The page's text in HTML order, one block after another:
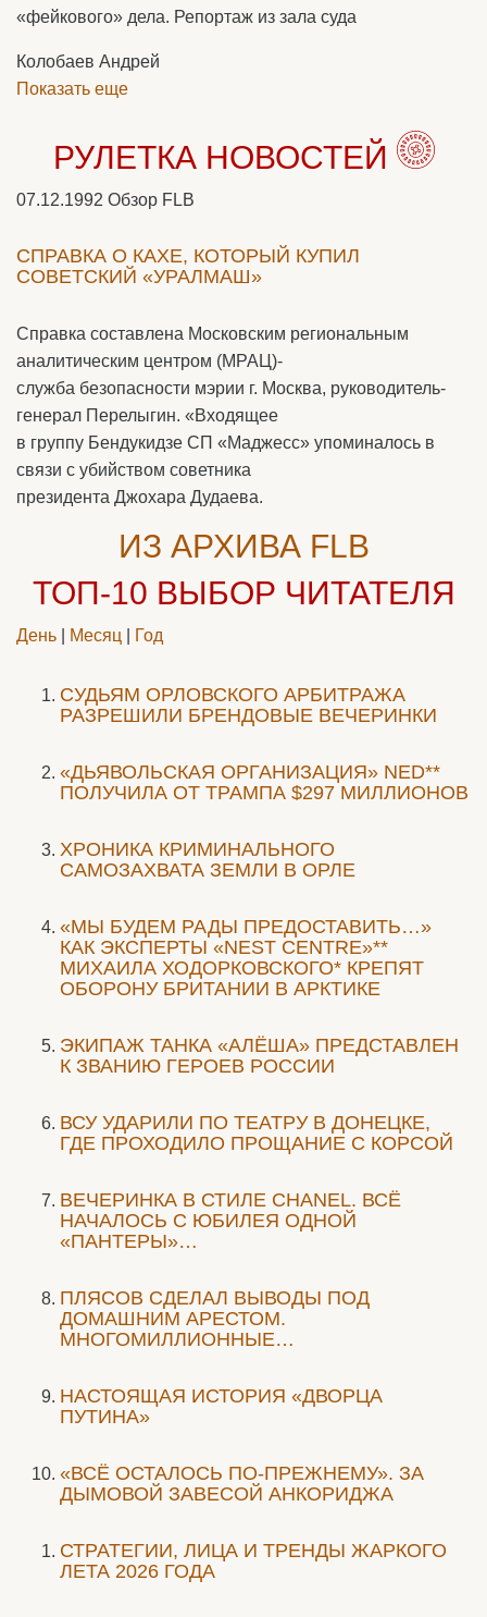
«фейкового» дела. Репортаж из зала суда
Колобаев Андрей
Показать еще
РУЛЕТКА НОВОСТЕЙ
07.12.1992 Обзор FLB
СПРАВКА О КАХЕ, КОТОРЫЙ КУПИЛ
СОВЕТСКИЙ «УРАЛМАШ»
Справка составлена Московским региональным
аналитическим центром (МРАЦ)-
служба безопасности мэрии г. Москва, руководитель-
генерал Перелыгин. «Входящее
в группу Бендукидзе СП «Маджесс» упоминалось в
связи с убийством советника
президента Джохара Дудаева.
ИЗ АРХИВА FLB
ТОП-10 ВЫБОР ЧИТАТЕЛЯ
День Месяц Год
CУДЬЯМ ОРЛОВСКОГО АРБИТРАЖА
РАЗРЕШИЛИ БРЕНДОВЫЕ ВЕЧЕРИНКИ
«ДЬЯВОЛЬСКАЯ ОРГАНИЗАЦИЯ» NED**
ПОЛУЧИЛА ОТ ТРАМПА $297 МИЛЛИОНОВ
ХРОНИКА КРИМИНАЛЬНОГО
САМОЗАХВАТА ЗЕМЛИ В ОРЛЕ
«МЫ БУДЕМ РАДЫ ПРЕДОСТАВИТЬ…»
КАК ЭКСПЕРТЫ «NEST CENTRE»**
МИХАИЛА ХОДОРКОВСКОГО* КРЕПЯТ
ОБОРОНУ БРИТАНИИ В АРКТИКЕ
ЭКИПАЖ ТАНКА «АЛЁША» ПРЕДСТАВЛЕН
К ЗВАНИЮ ГЕРОЕВ РОССИИ
ВСУ УДАРИЛИ ПО ТЕАТРУ В ДОНЕЦКЕ,
ГДЕ ПРОХОДИЛО ПРОЩАНИЕ С КОРСОЙ
ВЕЧЕРИНКА В СТИЛЕ СHANEL. ВСЁ
НАЧАЛОСЬ С ЮБИЛЕЯ ОДНОЙ
«ПАНТЕРЫ»…
ПЛЯСОВ СДЕЛАЛ ВЫВОДЫ ПОД
ДОМАШНИМ АРЕСТОМ.
МНОГОМИЛЛИОННЫЕ…
НАСТОЯЩАЯ ИСТОРИЯ «ДВОРЦА
ПУТИНА»
«ВСЁ ОСТАЛОСЬ ПО-ПРЕЖНЕМУ». ЗА
ДЫМОВОЙ ЗАВЕСОЙ АНКОРИДЖА
СТРАТЕГИИ, ЛИЦА И ТРЕНДЫ ЖАРКОГО
ЛЕТА 2026 ГОДА